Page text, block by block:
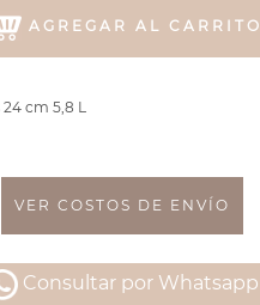
AGREGAR AL CARRITO
cm 5,8 L
VER COSTOS DE ENVÍO
Consultar por Whatsapp